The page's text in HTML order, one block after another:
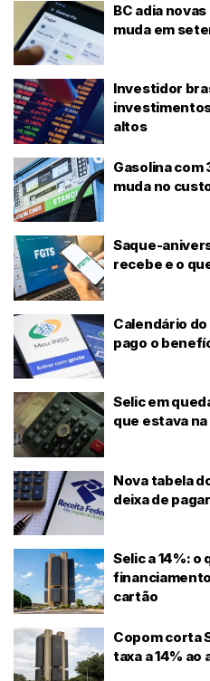
BC adia
muda em
Investidor
altos
Gasolina com
muda no
Saque-
recebe e o
Calendário do
pago o
Selic em
que estava
Nova tabela
deixa de
Selic a 14%: o
cartão
Copom corta
taxa a 14% ao